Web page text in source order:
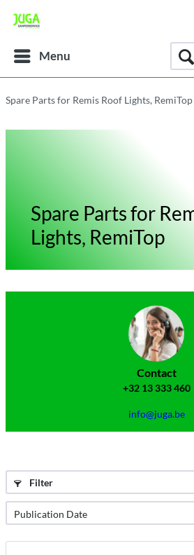
Menu
Spare Parts for Remis Roof Lights, RemiTop
Spare Parts for
Lights, RemiTop
Contact
+32 13 333 460
info@juga.be
Filter